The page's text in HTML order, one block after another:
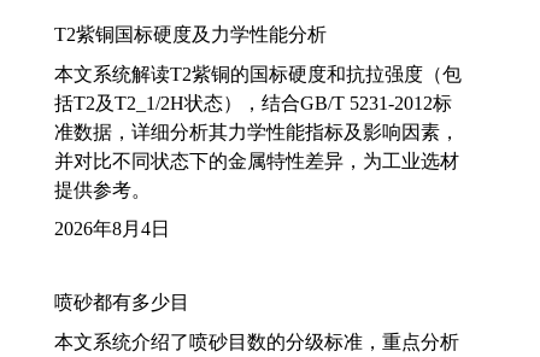
T2紫铜国标硬度及力学性能分析
本文系统解读T2紫铜的国标硬度和抗拉强度（包
括T2及T2_1/2H状态），结合GB/T 5231-2012标
准数据，详细分析其力学性能指标及影响因素，
并对比不同状态下的金属特性差异，为工业选材
提供参考。
2026年8月4日
喷砂都有多少目
本文系统介绍了喷砂目数的分级标准，重点分析